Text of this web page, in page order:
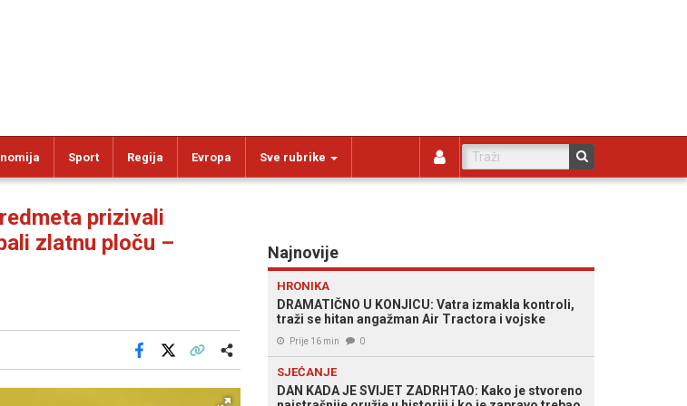
Sport Regija Evropa Sve rubrike
prizivali
zlatnu ploču –
Facebook
Najnovije
HRONIKA
DRAMATIČNO U KONJICU: Vatra izmakla kontroli,
traži se hitan angažman Air Tractora i vojske
Prije 16 min 0
SJEĆANJE
DAN KADA JE SVIJET ZADRHTAO: Kako je stvoreno